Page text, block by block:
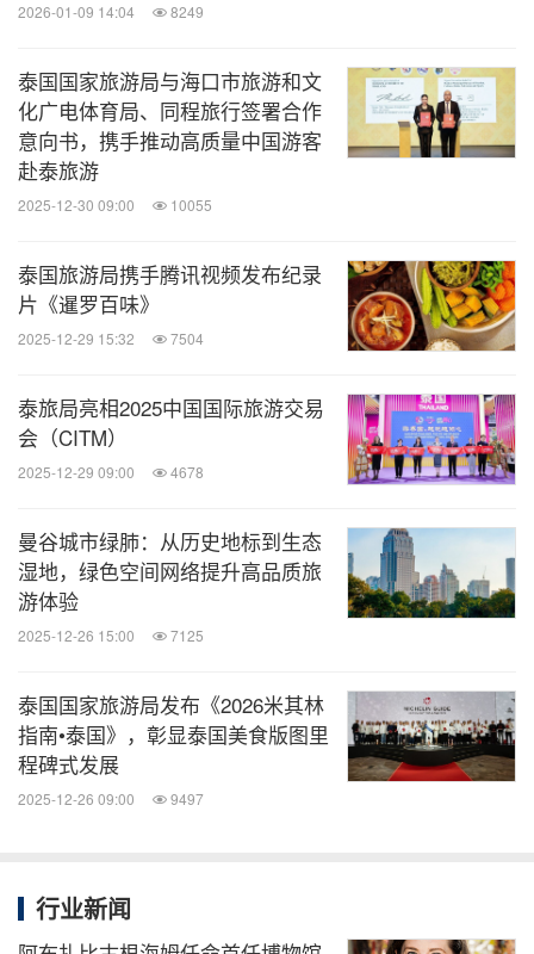
微信公众号“全球TMT”发布全球互联网、科
技、媒体、通讯企业的经营动态、财报信
息、企业并购消息。扫描二维码，立即订
关键词： 广告/营销 游乐园/观光胜地 艺术 娱乐
旅
游业
分享到：
2026-01-09 14:04 8249
泰国国家旅游局与海口市旅游和文
化广电体育局、同程旅行签署合作
意向书，携手推动高质量中国游客
赴泰旅游
2025-12-30 09:00 10055
泰国旅游局携手腾讯视频发布纪录
片《暹罗百味》
2025-12-29 15:32 7504
泰旅局亮相2025中国国际旅游交易
会（CITM）
2025-12-29 09:00 4678
曼谷城市绿肺：从历史地标到生态
湿地，绿色空间网络提升高品质旅
游体验
2025-12-26 15:00 7125
泰国国家旅游局发布《2026米其林
指南•泰国》，彰显泰国美食版图里
程碑式发展
2025-12-26 09:00 9497
行业新闻